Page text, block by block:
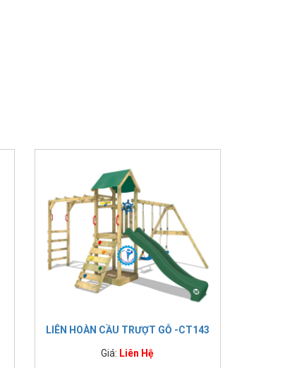
LIÊN HOÀN CẦU TRƯỢT GỖ -CT143
Giá: Liên Hệ